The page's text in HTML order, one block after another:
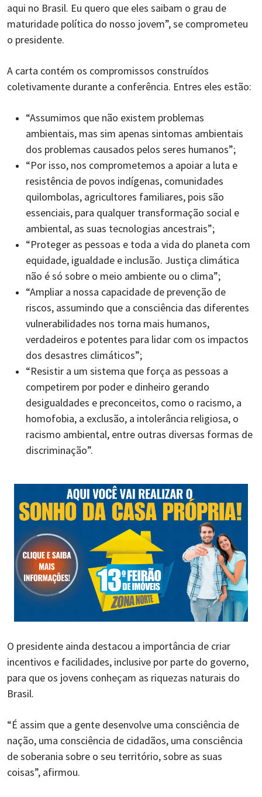
aqui no Brasil. Eu quero que eles saibam o grau de
maturidade política do nosso jovem”, se comprometeu
o presidente.
A carta contém os compromissos construídos
coletivamente durante a conferência. Entres eles estão:
“Assumimos que não existem problemas
ambientais, mas sim apenas sintomas ambientais
dos problemas causados pelos seres humanos”;
“Por isso, nos comprometemos a apoiar a luta e
resistência de povos indígenas, comunidades
quilombolas, agricultores familiares, pois são
essenciais, para qualquer transformação social e
ambiental, as suas tecnologias ancestrais”;
“Proteger as pessoas e toda a vida do planeta com
equidade, igualdade e inclusão. Justiça climática
não é só sobre o meio ambiente ou o clima”;
“Ampliar a nossa capacidade de prevenção de
riscos, assumindo que a consciência das diferentes
vulnerabilidades nos torna mais humanos,
verdadeiros e potentes para lidar com os impactos
dos desastres climáticos”;
“Resistir a um sistema que força as pessoas a
competirem por poder e dinheiro gerando
desigualdades e preconceitos, como o racismo, a
homofobia, a exclusão, a intolerância religiosa, o
racismo ambiental, entre outras diversas formas de
discriminação”.
O presidente ainda destacou a importância de criar
incentivos e facilidades, inclusive por parte do governo,
para que os jovens conheçam as riquezas naturais do
Brasil.
“É assim que a gente desenvolve uma consciência de
nação, uma consciência de cidadãos, uma consciência
de soberania sobre o seu território, sobre as suas
coisas”, afirmou.